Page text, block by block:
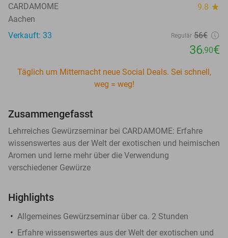
CARDAMOME 9.8 star
Aachen
Verkauft: 33
Regulär 56€
36,90€
Täglich um Mitternacht neue Social Deals. Sei schnell,
weg = weg!
Zusammengefasst
Lehrreiches Gewürzseminar bei CARDAMOME: Erfahre
wissenswertes aus der Welt der exotischen und heimischen
Aromen und lerne mehr über die Verwendung
verschiedener Gewürze
Highlights
Allgemeines Gewürzseminar über ca. 2 Stunden
Erfahre wissenswertes aus der Welt der exotischen und